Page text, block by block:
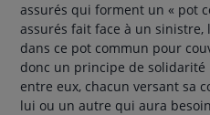
assurés qui forment un « pot
assurés fait face à un sinistre,
dans ce pot commun pour
donc un principe de
entre eux, chacun versant sa
lui ou un autre qui aura